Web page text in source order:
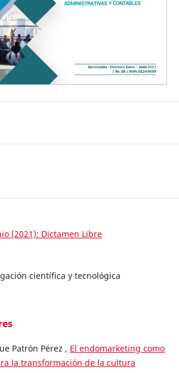
(2021): Dictamen Libre
científica y tecnológica
Patrón Pérez , El endomarketing como
la transformación de la cultura